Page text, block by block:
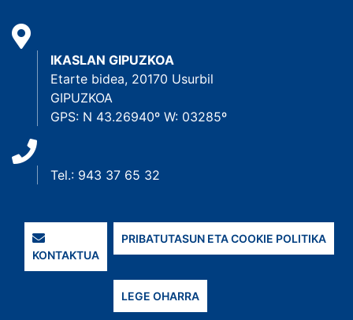
IKASLAN GIPUZKOA
Etarte bidea, 20170 Usurbil
GIPUZKOA
GPS: N 43.26940º W: 03285º
Tel.: 943 37 65 32
KONTAKTUA
PRIBATUTASUN ETA COOKIE POLITIKA
LEGE OHARRA